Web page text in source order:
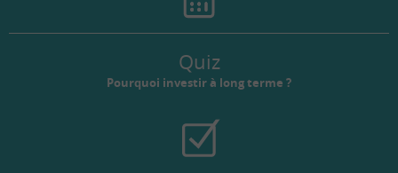
Quiz
Pourquoi investir à long terme ?